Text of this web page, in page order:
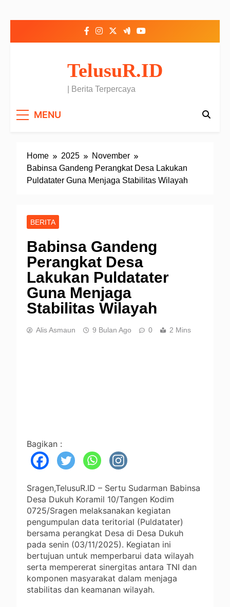
TelusuR.ID
| Berita Terpercaya
MENU
Home 2025
November
Babinsa Gandeng Perangkat Desa Lakukan
Puldatater Guna Menjaga Stabilitas Wilayah
BERITA
Babinsa Gandeng
Perangkat Desa
Lakukan Puldatater
Guna Menjaga
Stabilitas Wilayah
Alis Asmaun 9 Bulan Ago 0 2 Mins
Bagikan :
Sragen,TelusuR.ID – Sertu Sudarman Babinsa
Desa Dukuh Koramil 10/Tangen Kodim
0725/Sragen melaksanakan kegiatan
pengumpulan data teritorial (Puldatater)
bersama perangkat Desa di Desa Dukuh
pada senin (03/11/2025). Kegiatan ini
bertujuan untuk memperbarui data wilayah
serta mempererat sinergitas antara TNI dan
komponen masyarakat dalam menjaga
stabilitas dan keamanan wilayah.